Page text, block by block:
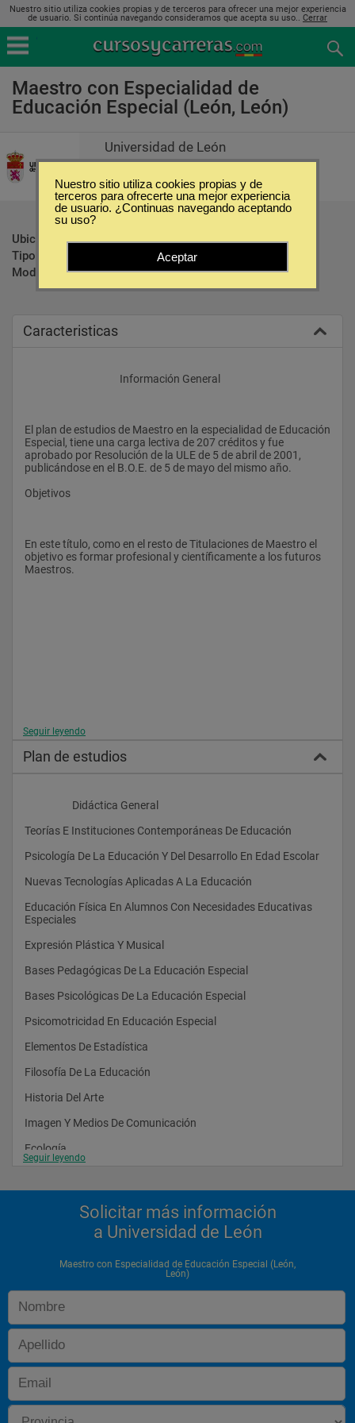
Nuestro sitio utiliza cookies propias y de terceros para ofrecer una mejor experiencia
de usuario. Si continúa navegando consideramos que acepta su uso.. Cerrar
Maestro con Especialidad de
Educación Especial (León, León)
Universidad de León
Ubicación:
León - León
Tipo:
Modalidad:
Presencial
Caracteristicas
					Información General
El plan de estudios de Maestro en la especialidad de Educación
Especial, tiene una carga lectiva de 207 créditos y fue
aprobado por Resolución de la ULE de 5 de abril de 2001,
publicándose en el B.O.E. de 5 de mayo del mismo año.
Objetivos
En este título, como en el resto de Titulaciones de Maestro el
objetivo es formar profesional y científicamente a los futuros
Maestros.
Seguir leyendo
Plan de estudios
                    Didáctica General
Teorías E Instituciones Contemporáneas De Educación
Psicología De La Educación Y Del Desarrollo En Edad Escolar
Nuevas Tecnologías Aplicadas A La Educación
Educación Física En Alumnos Con Necesidades Educativas
Especiales
Expresión Plástica Y Musical
Bases Pedagógicas De La Educación Especial
Bases Psicológicas De La Educación Especial
Psicomotricidad En Educación Especial
Elementos De Estadística
Filosofía De La Educación
Historia Del Arte
Imagen Y Medios De Comunicación
Ecología
Doctrina Católica Y Su Pedagogía I
Fundamentos De Investigación Educativa
Talleres De Lengua Española
Organización Del Centro Escolar
Aspectos Didácticos Y Organizativos De La Educación
Especial
Aspectos Evolutivos Y Educativos De La Deficiencia Auditiva
Aspectos Evolutivos Y Educativos De La Deficiencia Mental I
Seguir leyendo
Solicitar más información
a Universidad de León
Maestro con Especialidad de Educación Especial (León,
León)
Nuestro sitio utiliza cookies propias y de
terceros para ofrecerte una mejor experiencia
de usuario. ¿Continuas navegando aceptando
su uso?
Aceptar